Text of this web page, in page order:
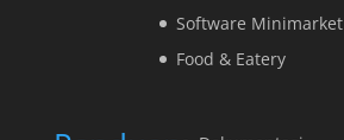
Software Minimarket
Food & Eatery